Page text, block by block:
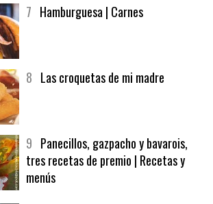
7 Hamburguesa | Carnes
8 Las croquetas de mi madre
9 Panecillos, gazpacho y bavarois,
tres recetas de premio | Recetas y
menús